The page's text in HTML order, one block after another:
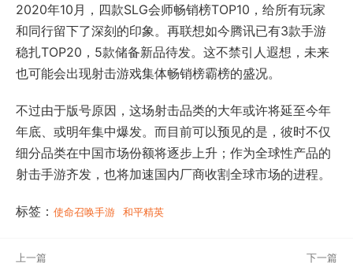
2020年10月，四款SLG会师畅销榜TOP10，给所有玩家
和同行留下了深刻的印象。再联想如今腾讯已有3款手游
稳扎TOP20，5款储备新品待发。这不禁引人遐想，未来
也可能会出现射击游戏集体畅销榜霸榜的盛况。
不过由于版号原因，这场射击品类的大年或许将延至今年
年底、或明年集中爆发。而目前可以预见的是，彼时不仅
细分品类在中国市场份额将逐步上升；作为全球性产品的
射击手游齐发，也将加速国内厂商收割全球市场的进程。
标签： 使命召唤手游 和平精英
上一篇 下一篇